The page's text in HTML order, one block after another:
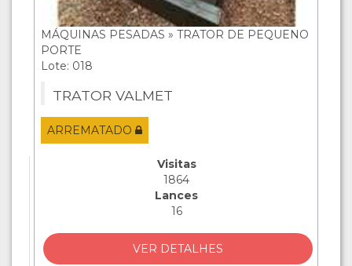
MÁQUINAS PESADAS » TRATOR DE PEQUENO
PORTE
Lote: 018
TRATOR VALMET
ARREMATADO
Visitas
1864
Lances
16
VER DETALHES